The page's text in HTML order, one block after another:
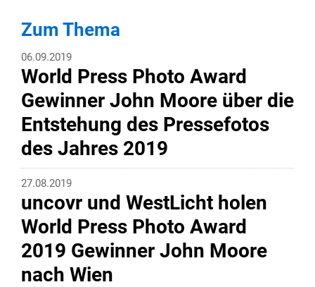
Zum Thema
06.09.2019
World Press Photo Award
Gewinner John Moore über die
Entstehung des Pressefotos
des Jahres 2019
27.08.2019
uncovr und WestLicht holen
World Press Photo Award
2019 Gewinner John Moore
nach Wien